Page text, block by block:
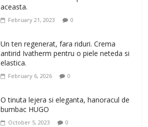
aceasta.
February 21, 2023 0
Un ten regenerat, fara riduri. Crema
antirid Ivatherm pentru o piele neteda si
elastica.
February 6, 2026 0
O tinuta lejera si eleganta, hanoracul de
bumbac HUGO
October 5, 2023 0